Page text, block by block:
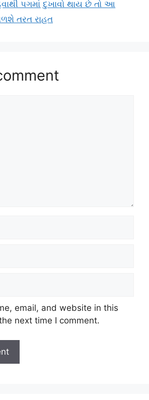
પગમાં દુખાવો થાય છે તો આ
તરત રાહત
email, and website in this
next time I comment.